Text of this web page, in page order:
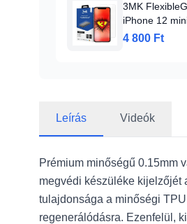
3MK
iPhone 12
4 800 Ft
Leírás Videók
Prémium minőségű 0.15mm
megvédi készüléke kijelzőjét
tulajdonsága a minőségi
regenerálódásra. Ezenfelül,